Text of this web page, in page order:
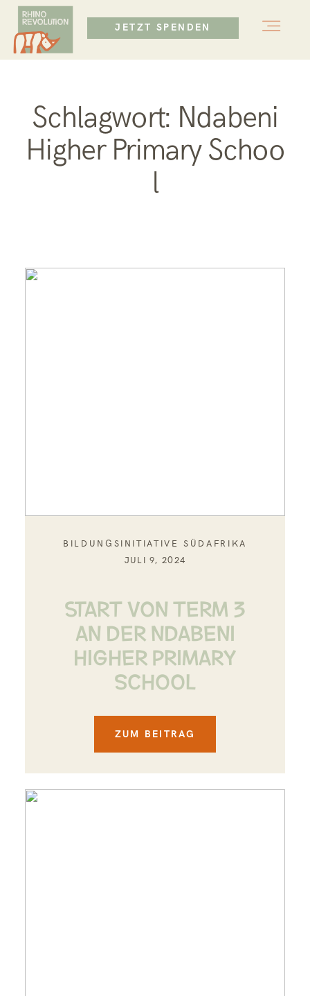
JETZT SPENDEN
Schlagwort: Ndabeni
Higher Primary Schoo
l
BILDUNGSINITIATIVE SÜDAFRIKA
JULI 9, 2024
START VON TERM 3
AN DER NDABENI
HIGHER PRIMARY
SCHOOL
ZUM BEITRAG
ÜBER UNS
MISSION
ÜBER UNS
MISSION